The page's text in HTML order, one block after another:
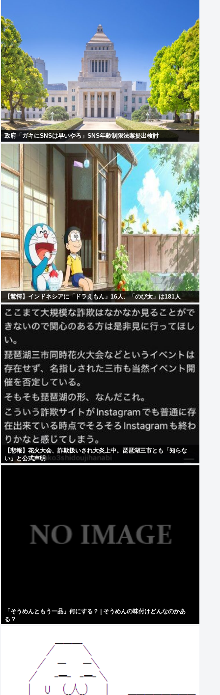
政府「ガキにSNSは早いやろ」SNS年齢制限法案提出検討
【驚愕】インドネシアに「ドラえもん」16人、「のび太」は181人
【悲報】花火大会、詐欺扱いされ大炎上中。琵琶湖三市とも「知らな
い」と公式声明
「そうめんともう一品」何にする？ | そうめんの味付けどんなのかあ
る？